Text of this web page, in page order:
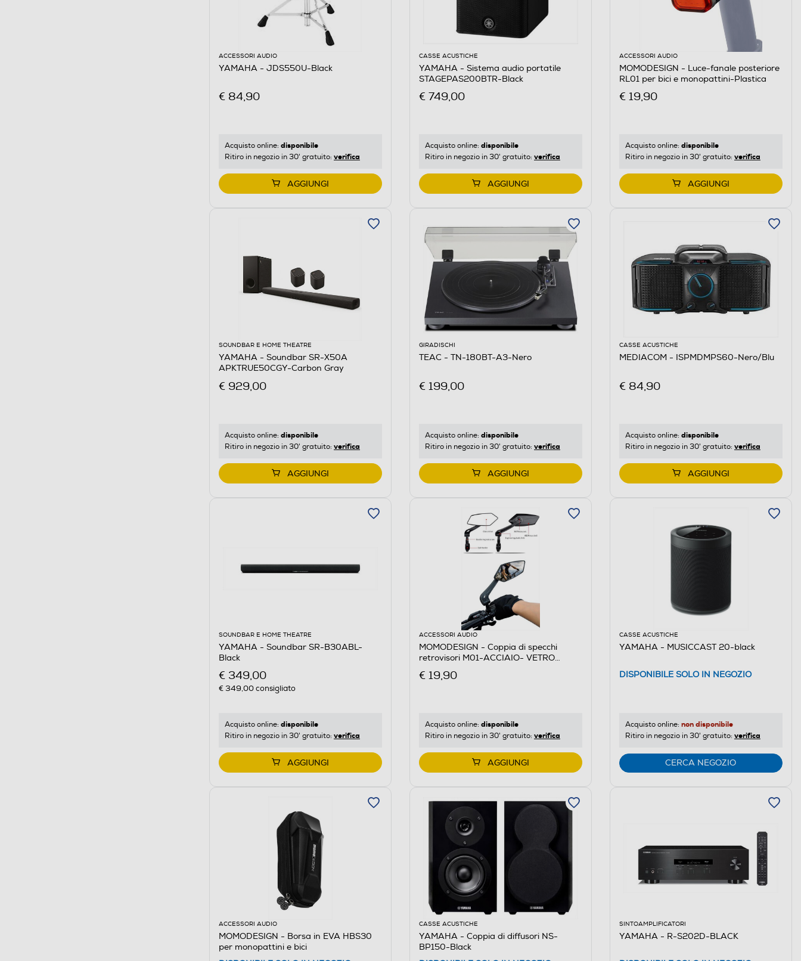
ACCESSORI AUDIO
YAMAHA - JDS550U-Black
€ 84,90
Acquisto online: disponibile
Ritiro in negozio in 30' gratuito: verifica
AGGIUNGI
CASSE ACUSTICHE
YAMAHA - Sistema audio portatile
STAGEPAS200BTR-Black
€ 749,00
Acquisto online: disponibile
Ritiro in negozio in 30' gratuito: verifica
AGGIUNGI
ACCESSORI AUDIO
MOMODESIGN - Luce-fanale posteriore
RL01 per bici e monopattini-Plastica
€ 19,90
Acquisto online: disponibile
Ritiro in negozio in 30' gratuito: verifica
AGGIUNGI
SOUNDBAR E HOME THEATRE
YAMAHA - Soundbar SR-X50A
APKTRUE50CGY-Carbon Gray
€ 929,00
Acquisto online: disponibile
Ritiro in negozio in 30' gratuito: verifica
AGGIUNGI
GIRADISCHI
TEAC - TN-180BT-A3-Nero
€ 199,00
Acquisto online: disponibile
Ritiro in negozio in 30' gratuito: verifica
AGGIUNGI
CASSE ACUSTICHE
MEDIACOM - ISPMDMPS60-Nero/Blu
€ 84,90
Acquisto online: disponibile
Ritiro in negozio in 30' gratuito: verifica
AGGIUNGI
SOUNDBAR E HOME THEATRE
YAMAHA - Soundbar SR-B30ABL-
Black
€ 349,00
€ 349,00consigliato
Acquisto online: disponibile
Ritiro in negozio in 30' gratuito: verifica
AGGIUNGI
ACCESSORI AUDIO
MOMODESIGN - Coppia di specchi
retrovisori M01-ACCIAIO- VETRO
€ 19,90
Acquisto online: disponibile
Ritiro in negozio in 30' gratuito: verifica
AGGIUNGI
CASSE ACUSTICHE
YAMAHA - MUSICCAST 20-black
DISPONIBILE SOLO IN NEGOZIO
Acquisto online: non disponibile
Ritiro in negozio in 30' gratuito: verifica
CERCA NEGOZIO
ACCESSORI AUDIO
MOMODESIGN - Borsa in EVA HBS30
per monopattini e bici
CASSE ACUSTICHE
YAMAHA - Coppia di diffusori NS-
BP150-Black
SINTOAMPLIFICATORI
YAMAHA - R-S202D-BLACK